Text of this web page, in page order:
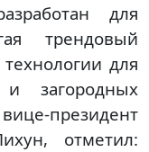
для
трендовый
для
загородных
президент
отметил: